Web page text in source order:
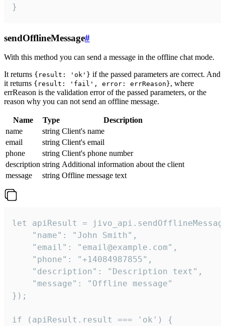
}
sendOfflineMessage#
With this method you can send a message in the offline chat mode.
It returns {result: 'ok'} if the passed parameters are correct. And
it returns {result: 'fail', error: errReason}, where
errReason is the validation error of the passed parameters, or the
reason why you can not send an offline message.
Name Type
Description
name
string Client's name
email
string Client's email
phone
string Client's phone number
description string Additional information about the client
message
string Offline message text
let apiResult =
    "name": "John Smith",
    "email": "email@example.com",
    "phone": "+14084987855",
    "description": "Description text",
    "message": "Offline message"
});
if (apiResult.result === 'ok') {